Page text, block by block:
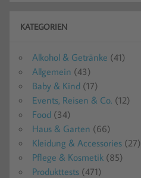
KATEGORIEN
Alkohol & Getränke (41)
Allgemein (43)
Baby & Kind (17)
Events, Reisen & Co. (12)
Food (34)
Haus & Garten (66)
Kleidung & Accessories (27)
Pflege & Kosmetik (85)
Produkttests (471)